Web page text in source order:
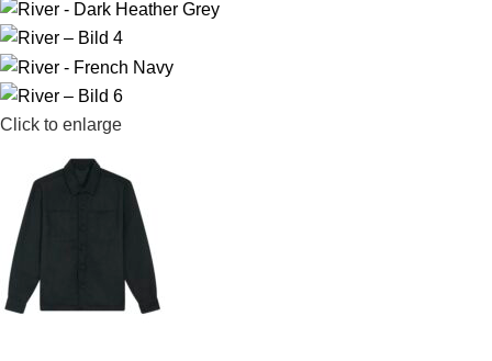
Click to enlarge